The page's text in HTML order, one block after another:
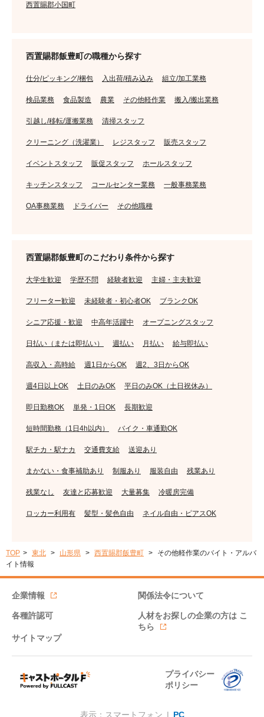
西置賜郡小国町
西置賜郡飯豊町の職種から探す
仕分/ピッキング/梱包 入出荷/積み込み 組立/加工業務
検品業務 食品製造 農業 その他軽作業 搬入/搬出業務
引越し/移転/運搬業務 清掃スタッフ
クリーニング（洗濯業） レジスタッフ 販売スタッフ
イベントスタッフ 販促スタッフ ホールスタッフ
キッチンスタッフ コールセンター業務 一般事務業務
OA事務業務 ドライバー その他職種
西置賜郡飯豊町のこだわり条件から探す
大学生歓迎 学歴不問 経験者歓迎 主婦・主夫歓迎
フリーター歓迎 未経験者・初心者OK ブランクOK
シニア応援・歓迎 中高年活躍中 オープニングスタッフ
日払い（または即払い） 週払い 月払い 給与即払い
高収入・高時給 週1日からOK 週2、3日からOK
週4日以上OK 土日のみOK 平日のみOK（土日祝休み）
即日勤務OK 単発・1日OK 長期歓迎
短時間勤務（1日4h以内） バイク・車通勤OK
駅チカ・駅ナカ 交通費支給 送迎あり
まかない・食事補助あり 制服あり 服装自由 残業あり
残業なし 友達と応募歓迎 大量募集 冷暖房完備
ロッカー利用有 髪型・髪色自由 ネイル自由・ピアスOK
TOP 東北 山形県 西置賜郡飯豊町
その他軽作業のバイト・アルバ
イト情報
企業情報 関係法令について
各種許認可 人材をお探しの企業の方は こ
ちら
サイトマップ
プライバシー
ポリシー
表示：スマートフォン | PC